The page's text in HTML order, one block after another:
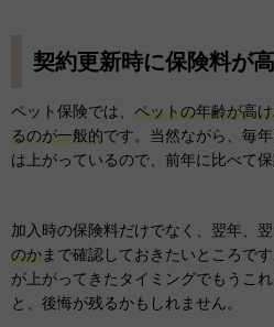
契約更新時に保険料が
ペット保険では、 ペットの年齢が高
るのが一般的です。当然ながら、毎
は上がっているので、前年に比べて保
加入時の保険料だけでなく、翌年、翌
のかまで確認しておきたいところで
が上がってきたタイミングでもうこ
と、後悔が残るかもしれません。